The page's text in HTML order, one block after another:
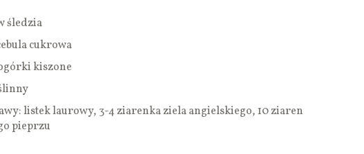
śledzia
cukrowa
kiszone
listek laurowy, 3-4 ziarenka ziela angielskiego, 10 ziaren
pieprzu